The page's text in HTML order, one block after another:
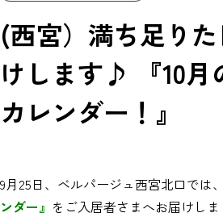
(西宮）満ち足り
けします♪ 『10月
カレンダー！』
9月25日、ベルパージュ西宮北口では、
ンダー』 をご入居者さまへお届けし